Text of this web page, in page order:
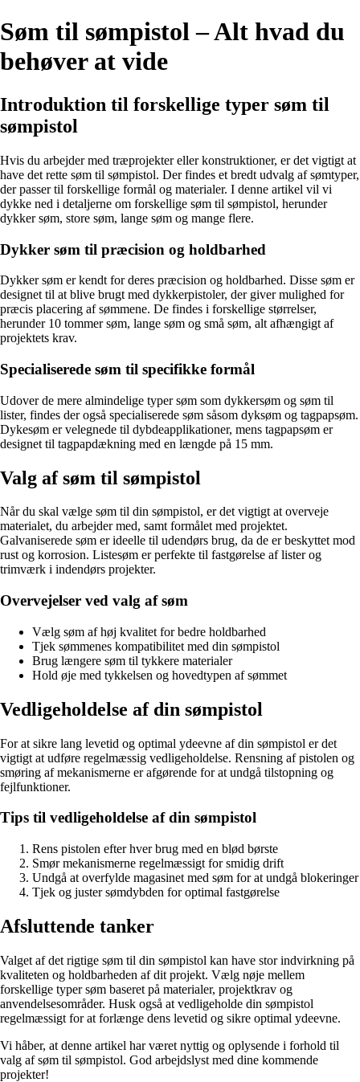
Søm til sømpistol – Alt hvad du
behøver at vide
Introduktion til forskellige typer søm til
sømpistol
Hvis du arbejder med træprojekter eller konstruktioner, er det vigtigt at
have det rette søm til sømpistol. Der findes et bredt udvalg af sømtyper,
der passer til forskellige formål og materialer. I denne artikel vil vi
dykke ned i detaljerne om forskellige søm til sømpistol, herunder
dykker søm, store søm, lange søm og mange flere.
Dykker søm til præcision og holdbarhed
Dykker søm er kendt for deres præcision og holdbarhed. Disse søm er
designet til at blive brugt med dykkerpistoler, der giver mulighed for
præcis placering af sømmene. De findes i forskellige størrelser,
herunder 10 tommer søm, lange søm og små søm, alt afhængigt af
projektets krav.
Specialiserede søm til specifikke formål
Udover de mere almindelige typer søm som dykkersøm og søm til
lister, findes der også specialiserede søm såsom dyksøm og tagpapsøm.
Dykesøm er velegnede til dybdeapplikationer, mens tagpapsøm er
designet til tagpapdækning med en længde på 15 mm.
Valg af søm til sømpistol
Når du skal vælge søm til din sømpistol, er det vigtigt at overveje
materialet, du arbejder med, samt formålet med projektet.
Galvaniserede søm er ideelle til udendørs brug, da de er beskyttet mod
rust og korrosion. Listesøm er perfekte til fastgørelse af lister og
trimværk i indendørs projekter.
Overvejelser ved valg af søm
Vælg søm af høj kvalitet for bedre holdbarhed
Tjek sømmenes kompatibilitet med din sømpistol
Brug længere søm til tykkere materialer
Hold øje med tykkelsen og hovedtypen af sømmet
Vedligeholdelse af din sømpistol
For at sikre lang levetid og optimal ydeevne af din sømpistol er det
vigtigt at udføre regelmæssig vedligeholdelse. Rensning af pistolen og
smøring af mekanismerne er afgørende for at undgå tilstopning og
fejlfunktioner.
Tips til vedligeholdelse af din sømpistol
Rens pistolen efter hver brug med en blød børste
Smør mekanismerne regelmæssigt for smidig drift
Undgå at overfylde magasinet med søm for at undgå blokeringer
Tjek og juster sømdybden for optimal fastgørelse
Afsluttende tanker
Valget af det rigtige søm til din sømpistol kan have stor indvirkning på
kvaliteten og holdbarheden af dit projekt. Vælg nøje mellem
forskellige typer søm baseret på materialer, projektkrav og
anvendelsesområder. Husk også at vedligeholde din sømpistol
regelmæssigt for at forlænge dens levetid og sikre optimal ydeevne.
Vi håber, at denne artikel har været nyttig og oplysende i forhold til
valg af søm til sømpistol. God arbejdslyst med dine kommende
projekter!